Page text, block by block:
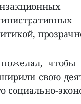
чтобы
свою
социально-